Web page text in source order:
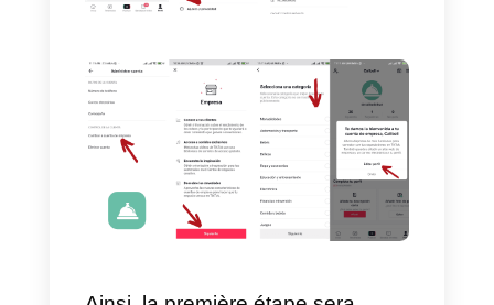
Comment ajouter un lien
WhatsApp à TikTok?
Pour ajouter le lien WhatsApp
votre compte